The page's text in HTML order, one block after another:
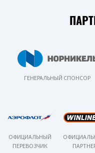
ГЕНЕРАЛЬНЫЙ СПОНСОР
ОФИЦИАЛЬНЫЙ
ПЕРЕВОЗЧИК